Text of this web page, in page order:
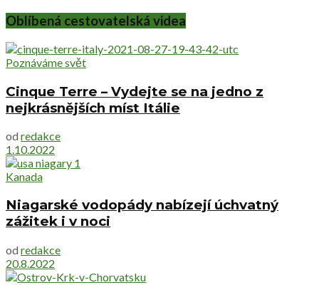
Oblíbená cestovatelská videa
Poznáváme svět
Cinque Terre – Vydejte se na jedno z
nejkrásnějších míst Itálie
od redakce
1.10.2022
Kanada
Niagarské vodopády nabízejí úchvatný
zážitek i v noci
od redakce
20.8.2022